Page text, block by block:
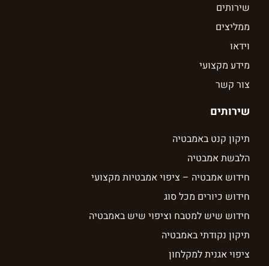
שירותים
ממליצים
וידאו
מידע מקצועי
צור קשר
שירותים
תיקון קנט באמבטיה
הלבשת אמבטיה
חידוש אמבטיה – ציפוי אמבטיות מקצועי
חידוש כיורים מכל סוג
חידוש שיש למטבח וציפוי שיש באמבטיה
תיקון נקודתי באמבטיה
ציפוי אגנית למקלחון